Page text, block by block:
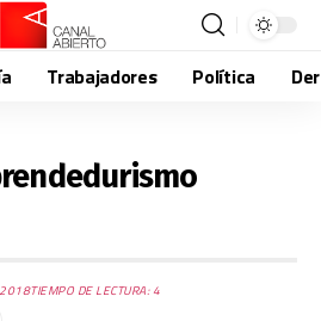
Trabajadores Política
2018TIEMPO DE LECTURA: 4